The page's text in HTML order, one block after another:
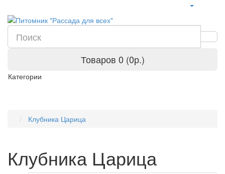
Товаров 0 (0р.)
Категории
Клубника Царица
Клубника Царица